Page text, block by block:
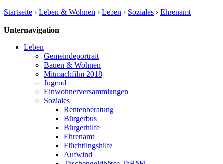
Startseite › Leben & Wohnen › Leben › Soziales › Ehrenamt
Unternavigation
Leben
Gemeindeportrait
Bauen & Wohnen
Mitmachfilm 2018
Jugend
Einwohnerversammlungen
Soziales
Rentenberatung
Bürgerbus
Bürgerhilfe
Ehrenamt
Flüchtlingshilfe
Aufwind